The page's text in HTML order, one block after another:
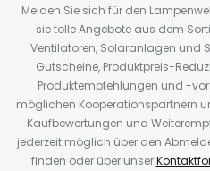
Melden Sie sich für den
sie tolle Angebote aus dem
Ventilatoren, Solaranlagen und
Gutscheine, Produktpreis-
Produktempfehlungen und -
möglichen Kooperationspartnern
Kaufbewertungen und
jederzeit möglich über den
finden oder über unser